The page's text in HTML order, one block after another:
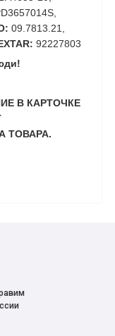
09.7813.21,
92227803
В КАРТОЧКЕ
ТОВАРА.